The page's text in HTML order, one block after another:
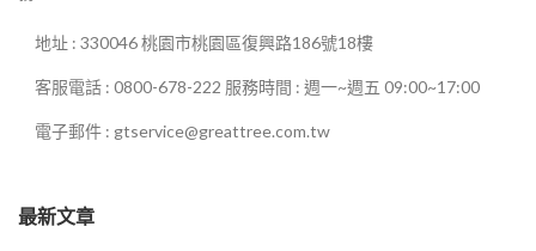
地址 : 330046 桃園市桃園區復興路186號18樓
客服電話 : 0800-678-222 服務時間 : 週一~週五 09:00~17:00
電子郵件 : gtservice@greattree.com.tw
最新文章